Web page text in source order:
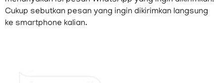
Cukup sebutkan pesan yang ingin dikirimkan langsung
ke smartphone kalian.